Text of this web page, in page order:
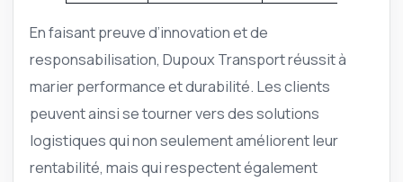
En faisant preuve d’innovation et de
responsabilisation, Dupoux Transport réussit à
marier performance et durabilité. Les clients
peuvent ainsi se tourner vers des solutions
logistiques qui non seulement améliorent leur
rentabilité, mais qui respectent également